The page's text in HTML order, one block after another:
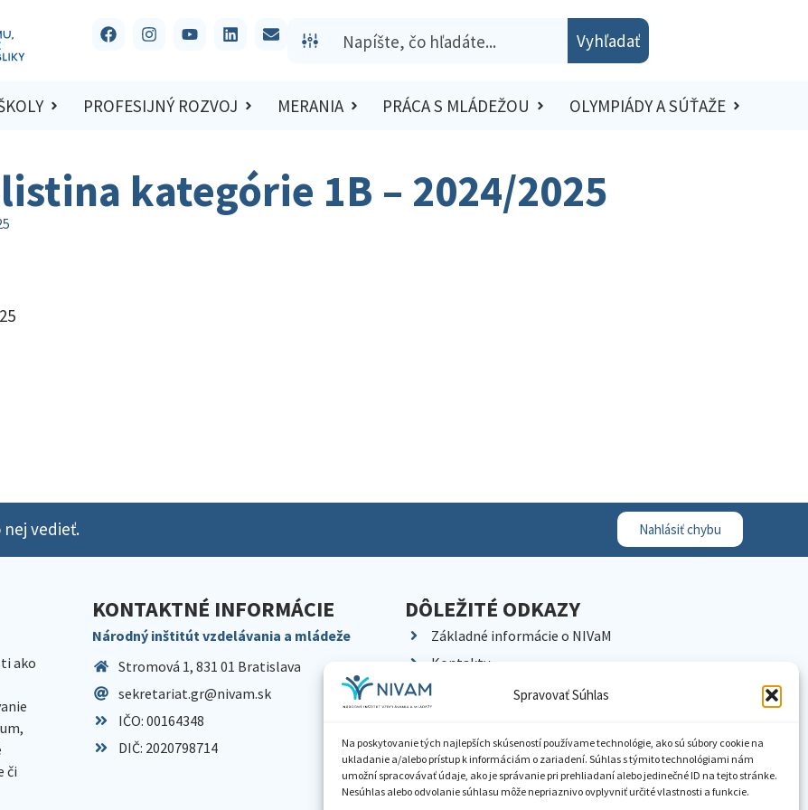
Spravovať Súhlas
Na poskytovanie tých najlepších skúseností používame technológie, ako sú súbory cookie na
ukladanie a/alebo prístup k informáciám o zariadení. Súhlas s týmito technológiami nám
umožní spracovávať údaje, ako je správanie pri prehliadaní alebo jedinečné ID na tejto stránke.
Nesúhlas alebo odvolanie súhlasu môže nepriaznivo ovplyvniť určité vlastnosti a funkcie.
Vyhľadať
PROFESIJNÝ ROZVOJ MERANIA PRÁCA S MLÁDEŽOU OLYMPIÁDY A SÚŤAŽE
kategórie 1B – 2024/2025
nej vedieť. Nahlásiť chybu
ako
či
KONTAKTNÉ INFORMÁCIE
Národný inštitút vzdelávania a mládeže
Stromová 1, 831 01 Bratislava
sekretariat.gr@nivam.sk
IČO: 00164348
DIČ: 2020798714
DÔLEŽITÉ ODKAZY
Základné informácie o NIVaM
Kontakty
Kariéra
Pracoviská NIVaM
Dokumenty inštitúcie
Knižnica